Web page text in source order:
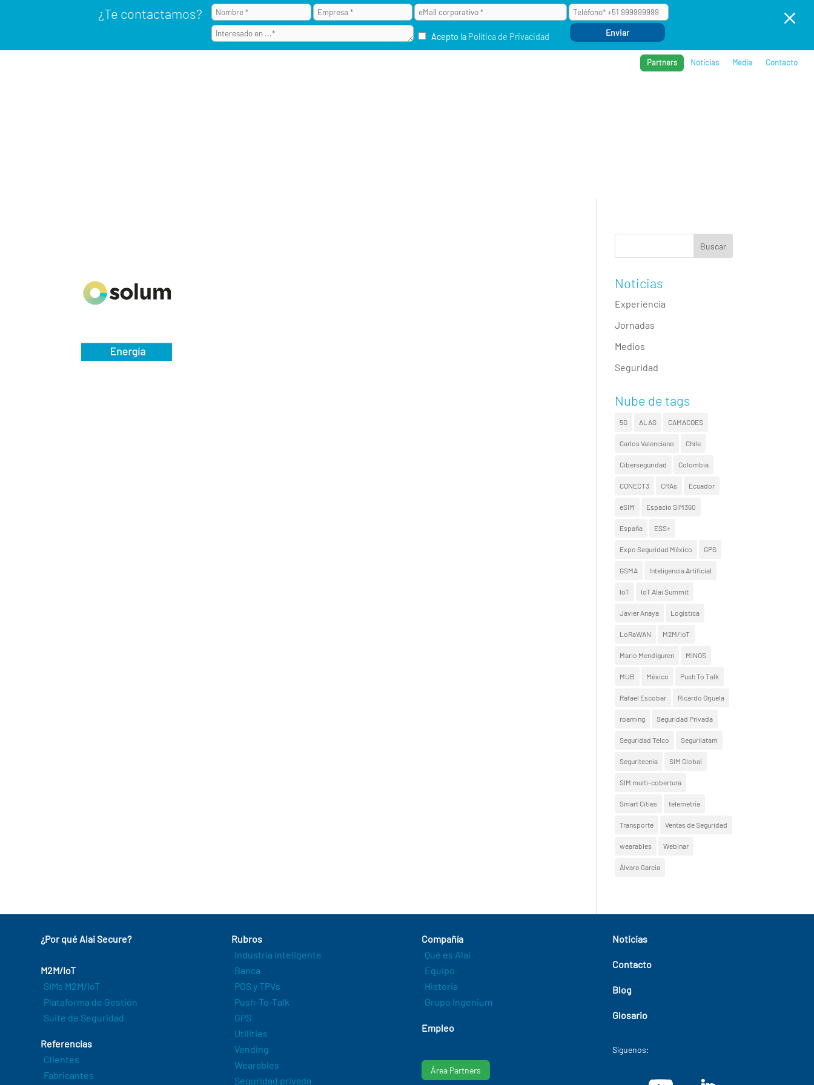
¿Te contactamos?
Acepto la Política de Privacidad
M
Partners Noticias Media Contacto
Noticias
Experiencia
Jornadas
Medios
Seguridad
Nube de tags
5G ALAS CAMACOES
Carlos Valenciano Chile
Ciberseguridad Colombia
CONECT3 CRAs Ecuador
eSIM Espacio SIM360
España ESS+
Expo Seguridad México GPS
GSMA Inteligencia Artificial
IoT IoT Alai Summit
Javier Anaya Logística
LoRaWAN M2M/IoT
Mario Mendiguren MINOS
MUB México Push To Talk
Rafael Escobar Ricardo Orjuela
roaming Seguridad Privada
Seguridad Telco Segurilatam
Seguritecnia SIM Global
SIM multi-cobertura
Smart Cities telemetría
Transporte Ventas de Seguridad
wearables Webinar
Álvaro García
¿Por qué Alai Secure?
M2M/IoT
SIMs M2M/IoT
Plataforma de Gestión
Suite de Seguridad
Referencias
Clientes
Fabricantes
Rubros
Industria inteligente
Banca
POS y TPVs
Push-To-Talk
GPS
Utilities
Vending
Wearables
Seguridad privada
Compañía
Qué es Alai
Equipo
Historia
Grupo Ingenium
Empleo
Área Partners
Noticias
Contacto
Blog
Glosario
Síguenos: